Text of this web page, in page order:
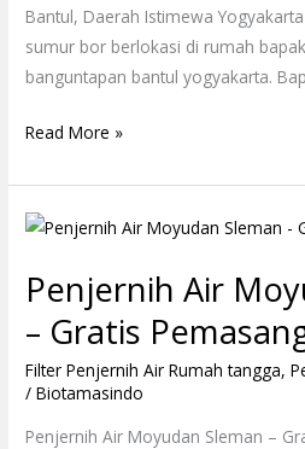
Bantul, Daerah Istimewa
sumur bor berlokasi di rumah
banguntapan bantul yogyakarta.
Read More »
Penjernih Air
– Gratis
Filter Penjernih Air Rumah tangga,
/Biotamasindo
Penjernih Air Moyudan Sleman –
Penjernih
Moyudan
Sleman
Gratis
Pemasangan